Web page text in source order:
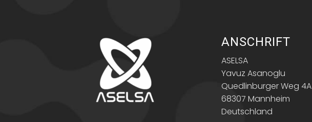
ANSCHRIFT
ASELSA
Yavuz Asanoglu
Quedlinburger Weg 4A
68307 Mannheim
Deutschland